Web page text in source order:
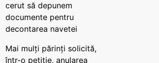
cerut să depunem
documente pentru
decontarea navetei
Mai mulți părinți solicită,
într-o petiție, anularea